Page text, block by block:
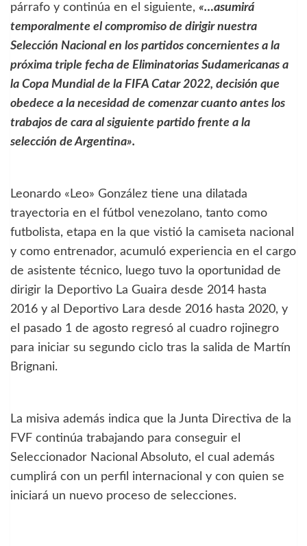
párrafo y continúa en el siguiente, «…asumirá
temporalmente el compromiso de dirigir nuestra
Selección Nacional en los partidos concernientes a la
próxima triple fecha de Eliminatorias Sudamericanas a
la Copa Mundial de la FIFA Catar 2022, decisión que
obedece a la necesidad de comenzar cuanto antes los
trabajos de cara al siguiente partido frente a la
selección de Argentina».
Leonardo «Leo» González tiene una dilatada
trayectoria en el fútbol venezolano, tanto como
futbolista, etapa en la que vistió la camiseta nacional
y como entrenador, acumuló experiencia en el cargo
de asistente técnico, luego tuvo la oportunidad de
dirigir la Deportivo La Guaira desde 2014 hasta
2016 y al Deportivo Lara desde 2016 hasta 2020, y
el pasado 1 de agosto regresó al cuadro rojinegro
para iniciar su segundo ciclo tras la salida de Martín
Brignani.
La misiva además indica que la Junta Directiva de la
FVF continúa trabajando para conseguir el
Seleccionador Nacional Absoluto, el cual además
cumplirá con un perfil internacional y con quien se
iniciará un nuevo proceso de selecciones.